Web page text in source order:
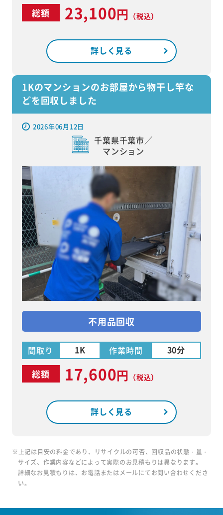
総額 23,100円 （税込）
詳しく見る
1Kのマンションのお部屋から物干し竿な
どを回収しました
2026年06月12日
千葉県千葉市／
マンション
不用品回収
間取り 1K 作業時間 30分
総額 17,600円 （税込）
詳しく見る
※上記は目安の料金であり、リサイクルの可否、回収品の状態・量・
サイズ、作業内容などによって実際のお見積もりは異なります。
詳細なお見積もりは、お電話またはメールにてお問い合わせくださ
い。